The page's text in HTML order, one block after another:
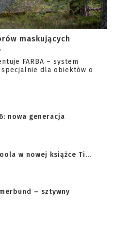
maskujących
FARBA – system
dla obiektów o
nowa generacja
w nowej książce Ti...
– sztywny